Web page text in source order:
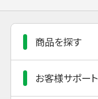
商品を探す
お客様サポート